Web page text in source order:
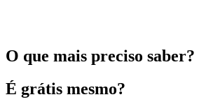
O que mais preciso saber?
É grátis mesmo?